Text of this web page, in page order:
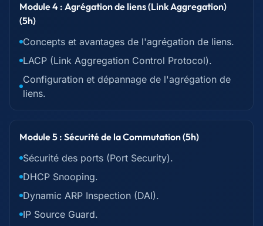
Module 4 : Agrégation de liens (Link Aggregation)
(5h)
Concepts et avantages de l'agrégation de liens.
LACP (Link Aggregation Control Protocol).
Configuration et dépannage de l'agrégation de
liens.
Module 5 : Sécurité de la Commutation (5h)
Sécurité des ports (Port Security).
DHCP Snooping.
Dynamic ARP Inspection (DAI).
IP Source Guard.